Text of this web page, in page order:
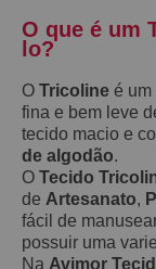
O que é um
lo?
O Tricoline é um
fina e bem leve
tecido macio e
de algodão.
O Tecido
de Artesanato,
fácil de
possuir uma
Na Avimor